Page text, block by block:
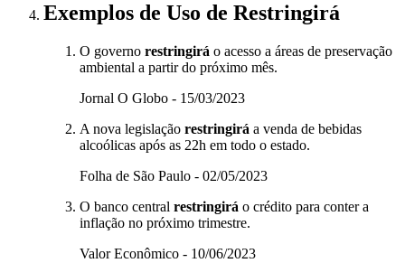
Exemplos de Uso de Restringirá
O governo restringirá o acesso a áreas de preservação
ambiental a partir do próximo mês.
Jornal O Globo - 15/03/2023
A nova legislação restringirá a venda de bebidas
alcoólicas após as 22h em todo o estado.
Folha de São Paulo - 02/05/2023
O banco central restringirá o crédito para conter a
inflação no próximo trimestre.
Valor Econômico - 10/06/2023